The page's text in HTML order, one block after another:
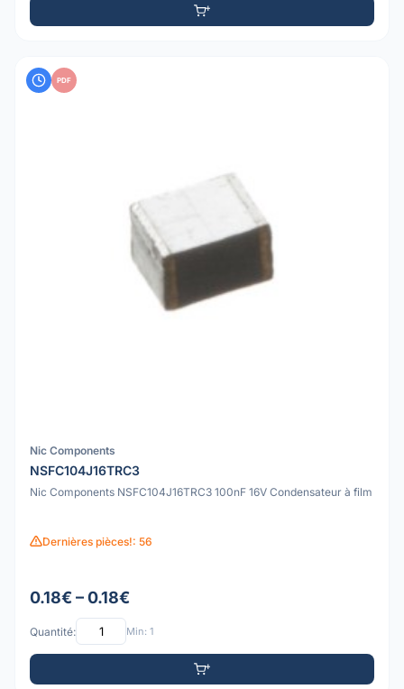
PDF
Nic Components
NSFC104J16TRC3
Nic Components NSFC104J16TRC3 100nF 16V Condensateur à film
Dernières pièces!: 56
0.18€ – 0.18€
Quantité: Min: 1